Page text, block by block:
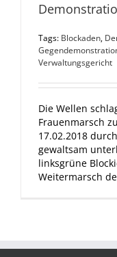
Tags: Blockaden,
Verwaltungsgericht
Die Wellen
Frauenmarsch
17.02.2018
gewaltsam
linksgrüne
Weitermarsch